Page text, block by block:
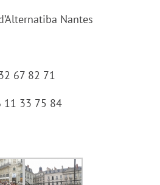
Nantes
67 82 71
11 33 75 84